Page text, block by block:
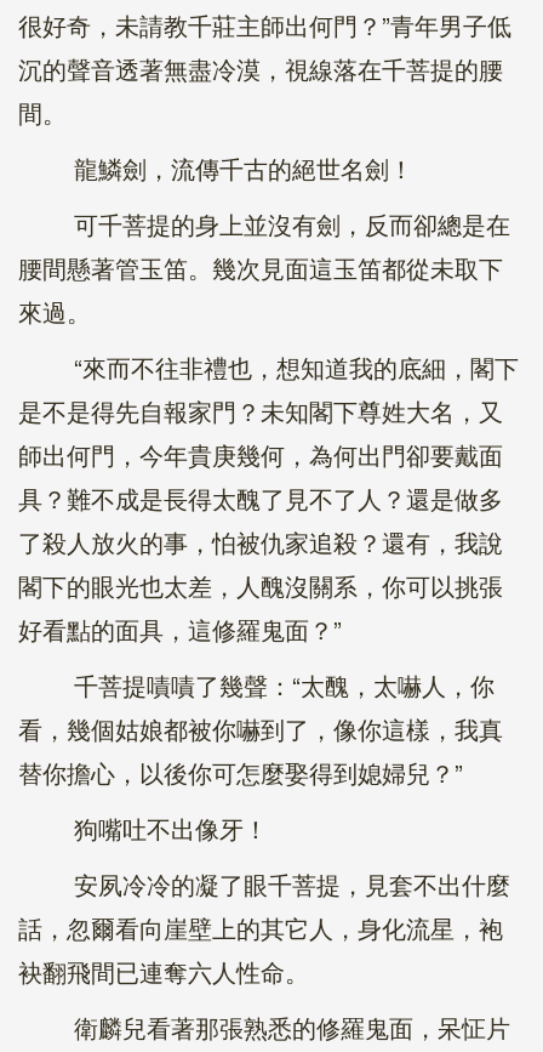
很好奇，未請教千莊主師出何門？”青年男子低
沉的聲音透著無盡冷漠，視線落在千菩提的腰
間。
龍鱗劍，流傳千古的絕世名劍！
可千菩提的身上並沒有劍，反而卻總是在
腰間懸著管玉笛。幾次見面這玉笛都從未取下
來過。
“來而不往非禮也，想知道我的底細，閣下
是不是得先自報家門？未知閣下尊姓大名，又
師出何門，今年貴庚幾何，為何出門卻要戴面
具？難不成是長得太醜了見不了人？還是做多
了殺人放火的事，怕被仇家追殺？還有，我說
閣下的眼光也太差，人醜沒關系，你可以挑張
好看點的面具，這修羅鬼面？”
千菩提嘖嘖了幾聲：“太醜，太嚇人，你
看，幾個姑娘都被你嚇到了，像你這樣，我真
替你擔心，以後你可怎麼娶得到媳婦兒？”
狗嘴吐不出像牙！
安夙冷冷的凝了眼千菩提，見套不出什麼
話，忽爾看向崖壁上的其它人，身化流星，袍
袂翻飛間已連奪六人性命。
衛麟兒看著那張熟悉的修羅鬼面，呆怔片